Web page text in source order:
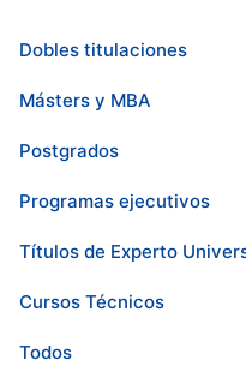
Dobles titulaciones
Másters y MBA
Postgrados
Programas ejecutivos
Títulos de Experto
Cursos Técnicos
Todos